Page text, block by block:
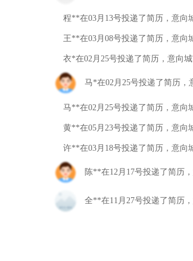
程**在03月13号投递了简历，意向
王**在03月08号投递了简历，意向
衣*在02月25号投递了简历，意向
马*在02月25号投递了简历，
马**在02月25号投递了简历，意向
黄**在05月23号投递了简历，意向
许**在03月18号投递了简历，意向
陈**在12月17号投递了简历
全**在11月27号投递了简历